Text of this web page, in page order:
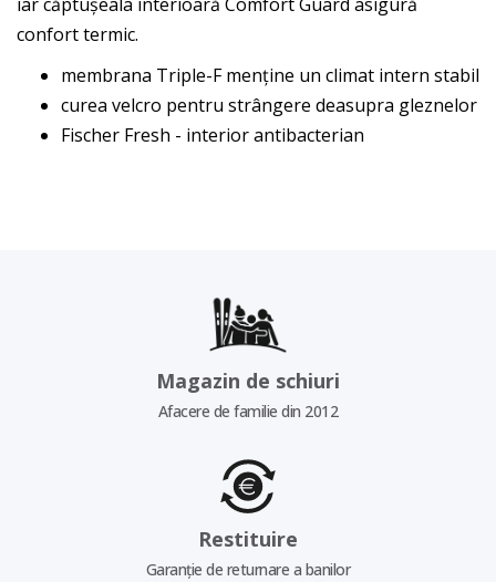
confort termic.
membrana Triple-F menține un climat intern stabil
curea velcro pentru strângere deasupra gleznelor
Fischer Fresh - interior antibacterian
Magazin de schiuri
Afacere de familie din 2012
Restituire
Garanție de returnare a banilor